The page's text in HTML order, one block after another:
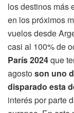
los destinos más
en los próximos
vuelos desde
casi al 100% de
París 2024que
agostoson uno
disparado esta
interés por parte